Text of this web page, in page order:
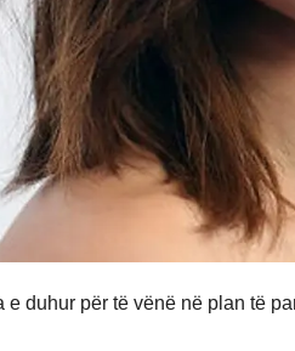
e duhur për të vënë në plan të